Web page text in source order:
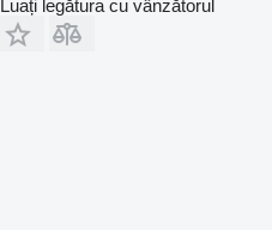
Luați legătura cu vânzătorul